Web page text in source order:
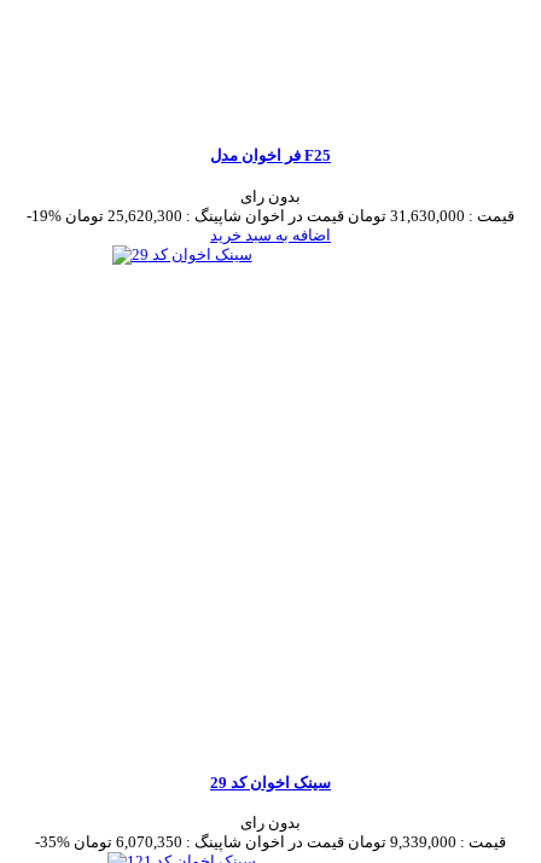
فر اخوان مدل F25
بدون رای
-19%
قیمت : 31,630,000 تومان قیمت در اخوان شاپینگ : 25,620,300 تومان
اضافه به سبد خرید
سینک اخوان کد 29
بدون رای
-35%
قیمت : 9,339,000 تومان قیمت در اخوان شاپینگ : 6,070,350 تومان